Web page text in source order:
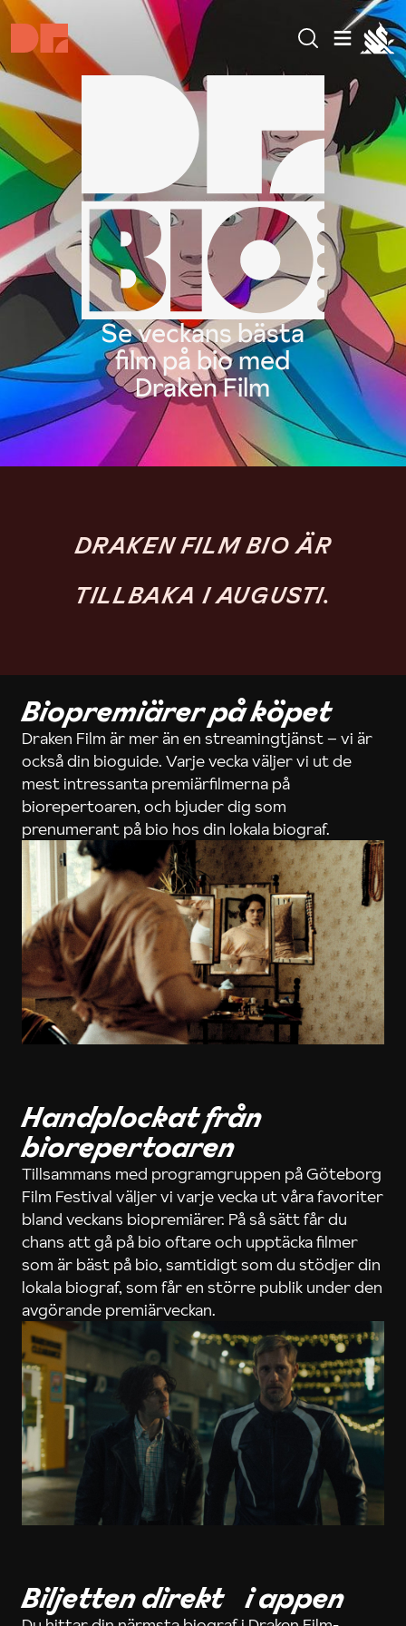
Se veckans bästa
film på bio med
Draken Film
DRAKEN FILM BIO ÄR
TILLBAKA I AUGUSTI.
Biopremiärer på köpet
Draken Film är mer än en streamingtjänst – vi är
också din bioguide. Varje vecka väljer vi ut de
mest intressanta premiärfilmerna på
biorepertoaren, och bjuder dig som
prenumerant på bio hos din lokala biograf.
Handplockat från
biorepertoaren
Tillsammans med programgruppen på Göteborg
Film Festival väljer vi varje vecka ut våra favoriter
bland veckans biopremiärer. På så sätt får du
chans att gå på bio oftare och upptäcka filmer
som är bäst på bio, samtidigt som du stödjer din
lokala biograf, som får en större publik under den
avgörande premiärveckan.
Biljetten direkt i appen